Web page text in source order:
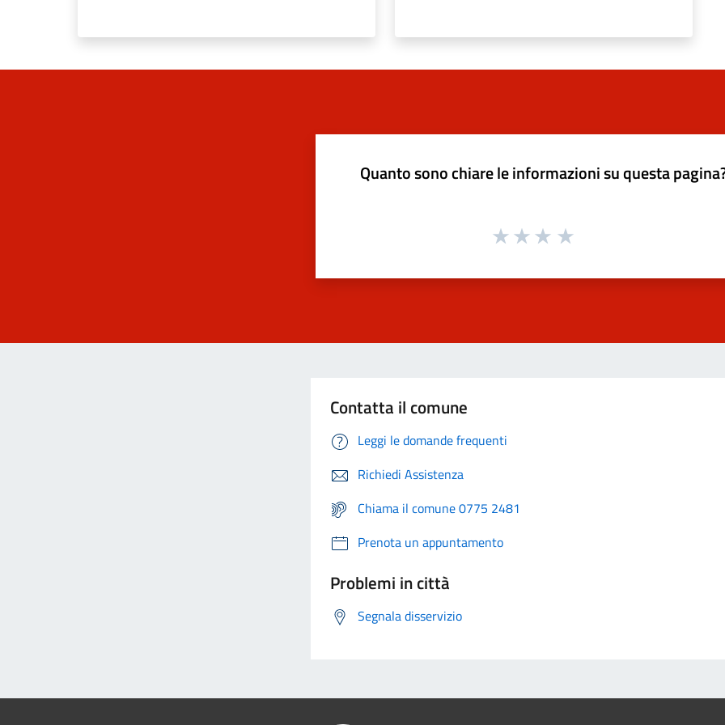
Quanto sono chiare le informazioni su questa
Contatta il comune
Leggi le domande frequenti
Richiedi Assistenza
Chiama il comune 0775 2481
Prenota un appuntamento
Problemi in città
Segnala disservizio